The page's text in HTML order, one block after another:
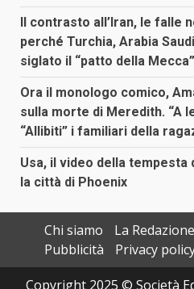
Il contrasto all’Iran, le falle
perché Turchia, Arabia
siglato il “patto della Mecca”
Ora il monologo comico,
sulla morte di Meredith. “A
“Allibiti” i familiari della
Usa, il video della tempesta
la città di Phoenix
Chi siamo
La
Pubblicità
Privacy
Copyright 2025 © Società